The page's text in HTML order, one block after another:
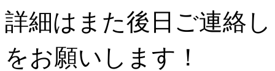
詳細はまた後日ご連絡
をお願いします！